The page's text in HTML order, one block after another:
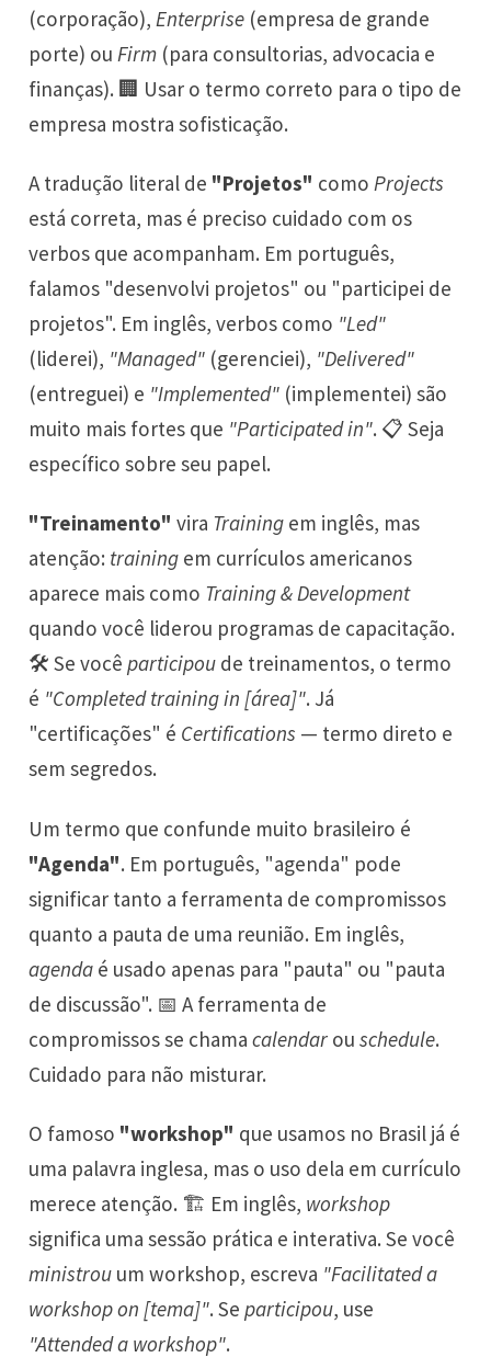
(corporação),Enterprise (empresa de grande
porte) ouFirm (para consultorias, advocacia e
finanças). 🏢 Usar o termo correto para o tipo de
empresa mostra sofisticação.
A tradução literal de "Projetos" comoProjects
está correta, mas é preciso cuidado com os
verbos que acompanham. Em português,
falamos "desenvolvi projetos" ou "participei de
projetos". Em inglês, verbos como "Led"
(liderei), "Managed" (gerenciei), "Delivered"
(entreguei) e "Implemented" (implementei) são
muito mais fortes que "Participated in". 📋 Seja
específico sobre seu papel.
"Treinamento" vira Training em inglês, mas
atenção: training em currículos americanos
aparece mais como Training & Development
quando você liderou programas de capacitação.
🛠️ Se vocêparticipou de treinamentos, o termo
é "Completed training in [área]". Já
"certificações" é Certifications — termo direto e
sem segredos.
Um termo que confunde muito brasileiro é
"Agenda". Em português, "agenda" pode
significar tanto a ferramenta de compromissos
quanto a pauta de uma reunião. Em inglês,
agenda é usado apenas para "pauta" ou "pauta
de discussão". 📅 A ferramenta de
compromissos se chamacalendar ouschedule.
Cuidado para não misturar.
O famoso "workshop" que usamos no Brasil já é
uma palavra inglesa, mas o uso dela em currículo
merece atenção. 🏗️ Em inglês, workshop
significa uma sessão prática e interativa. Se você
ministrou um workshop, escreva "Facilitated a
workshop on [tema]". Separticipou, use
"Attended a workshop".